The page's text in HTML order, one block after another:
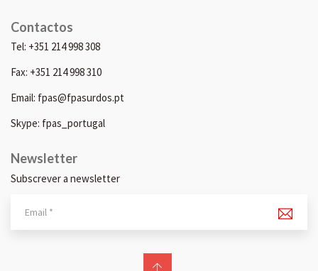
Contactos
Tel: +351 214 998 308
Fax: +351 214 998 310
Email: fpas@fpasurdos.pt
Skype: fpas_portugal
Newsletter
Subscrever a newsletter